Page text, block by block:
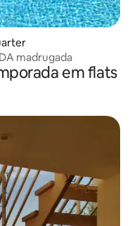
madrugada
em flats